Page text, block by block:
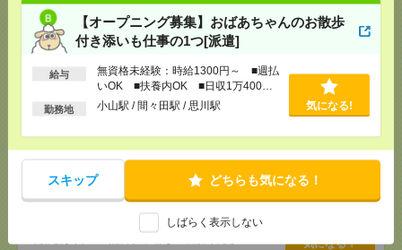
【オープニング募集】おばあちゃんのお散歩
付き添いも仕事の1つ[派遣]
給与
無資格未経験：時給1300円～ ■週払
いOK ■扶養内OK ■日収1万400円
以上
勤務地 小山駅 / 間々田駅 / 思川駅 気になる!
スキップ どちらも気になる！
しばらく表示しない
いも仕事の1つ[派遣]
[給 与]
無資格未経験：時給1300円～ ■週払い
OK ■扶養内OK ■日収1万400円以上
[交通費]交通費全額支給（ガソリン代もOK！）
間々田駅 / 思川駅
気になる！
入浴ナシ＊夜勤でゆったり見守りだけ＊週1日～無理
なく働ける[派遣]
収例25.9万円～（夜勤月8回勤務の場合）
交通費全額支給 ■ガソリン代も全額支給
気になる！